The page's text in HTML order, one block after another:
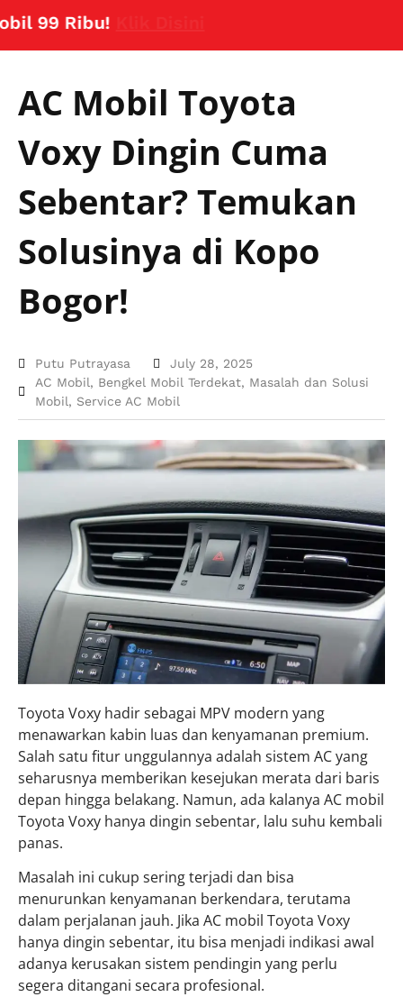
Ribu!Klik Disini
AC Mobil Toyota
Voxy Dingin Cuma
Sebentar? Temukan
Solusinya di Kopo
Bogor!
Putu Putrayasa
July 28, 2025
AC Mobil, Bengkel Mobil Terdekat, Masalah dan Solusi
Mobil, Service AC Mobil
Toyota Voxy hadir sebagai MPV modern yang
menawarkan kabin luas dan kenyamanan premium.
Salah satu fitur unggulannya adalah sistem AC yang
seharusnya memberikan kesejukan merata dari baris
depan hingga belakang. Namun, ada kalanya AC mobil
Toyota Voxy hanya dingin sebentar, lalu suhu kembali
panas.
Masalah ini cukup sering terjadi dan bisa
menurunkan kenyamanan berkendara, terutama
dalam perjalanan jauh. Jika AC mobil Toyota Voxy
hanya dingin sebentar, itu bisa menjadi indikasi awal
adanya kerusakan sistem pendingin yang perlu
segera ditangani secara profesional.